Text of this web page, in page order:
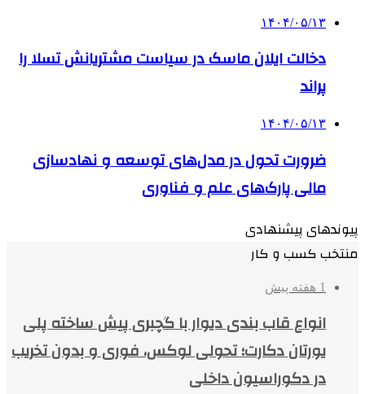
۱۴۰۴/۰۵/۱۳
دخالت ایلان ماسک در سیاست مشتریانش تسلا را
پراند
۱۴۰۴/۰۵/۱۳
ضرورت تحول در مدل‌های توسعه و نهادسازی
مالی پارک‌های علم و فناوری
پیوندهای پیشنهادی
منتخب کسب و کار
1 هفته پیش
انواع قاب بندی دیوار با گچبری پیش ساخته پلی
یورتان دکارت؛ تحولی لوکس، فوری و بدون تخریب
در دکوراسیون داخلی